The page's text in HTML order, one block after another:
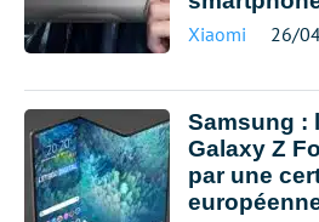
Xiaomi 26/
Samsung :
Galaxy Z
par une